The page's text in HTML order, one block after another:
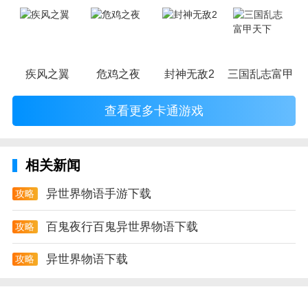
疾风之翼 危鸡之夜 封神无敌2 三国乱志富甲天
查看更多卡通游戏
相关新闻
攻略 异世界物语手游下载
攻略 百鬼夜行百鬼异世界物语下载
攻略 异世界物语下载